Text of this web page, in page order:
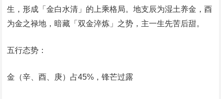
生，形成「金白水清」的上乘格局。地支辰为湿土养金，酉
为金之禄地，暗藏「双金淬炼」之势，主一生先苦后甜。
‌五行态势‌：
‌金‌（辛、酉、庚）占45%，锋芒过露